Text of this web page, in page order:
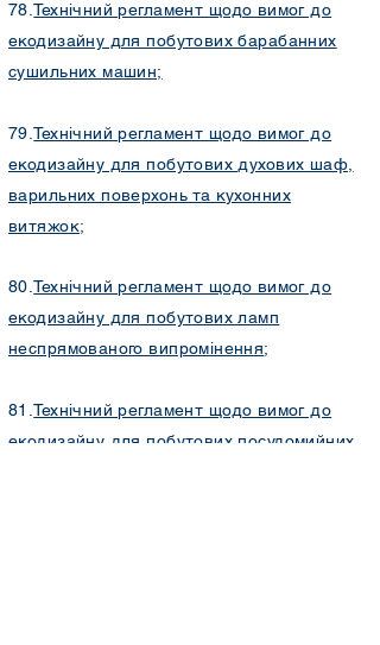
78.Технічний регламент щодо вимог до
екодизайну для побутових барабанних
сушильних машин;
79.Технічний регламент щодо вимог до
екодизайну для побутових духових шаф,
варильних поверхонь та кухонних
витяжок;
80.Технічний регламент щодо вимог до
екодизайну для побутових ламп
неспрямованого випромінення;
81.Технічний регламент щодо вимог до
екодизайну для побутових посудомийних